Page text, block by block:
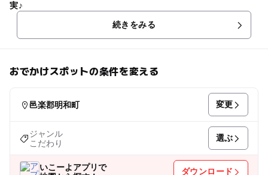
実♪
続きをみる
おでかけスポットの条件を変える
邑楽郡明和町 変更
ジャンル
こだわり
選ぶ
いこーよアプリで
ダウンロード